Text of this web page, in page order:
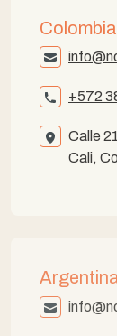
Colombia
+572
Calle
Cali,